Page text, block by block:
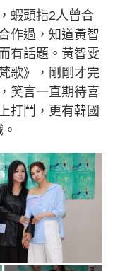
蝦頭指2人曾合
作過，知道黃智
有話題。黃智雯
歌》，剛剛才完
笑言一直期待喜
打鬥，更有韓國